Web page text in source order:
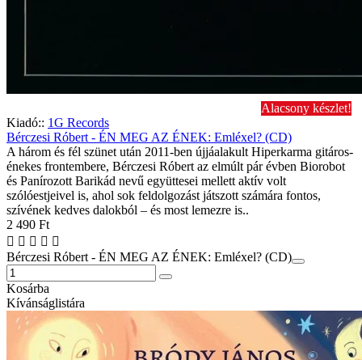
Alacsony készlet!
Kiadó:: 1G Records
Bérczesi Róbert - ÉN MEG AZ ÉNEK: Emléxel? (CD)
A három és fél szünet után 2011-ben újjáalakult Hiperkarma gitáros-
énekes frontembere, Bérczesi Róbert az elmúlt pár évben Biorobot
és Panírozott Barikád nevű együttesei mellett aktív volt
szólóestjeivel is, ahol sok feldolgozást játszott számára fontos,
szívének kedves dalokból – és most lemezre is..
2 490 Ft
Bérczesi Róbert - ÉN MEG AZ ÉNEK: Emléxel? (CD)
Kosárba
Kívánságlistára